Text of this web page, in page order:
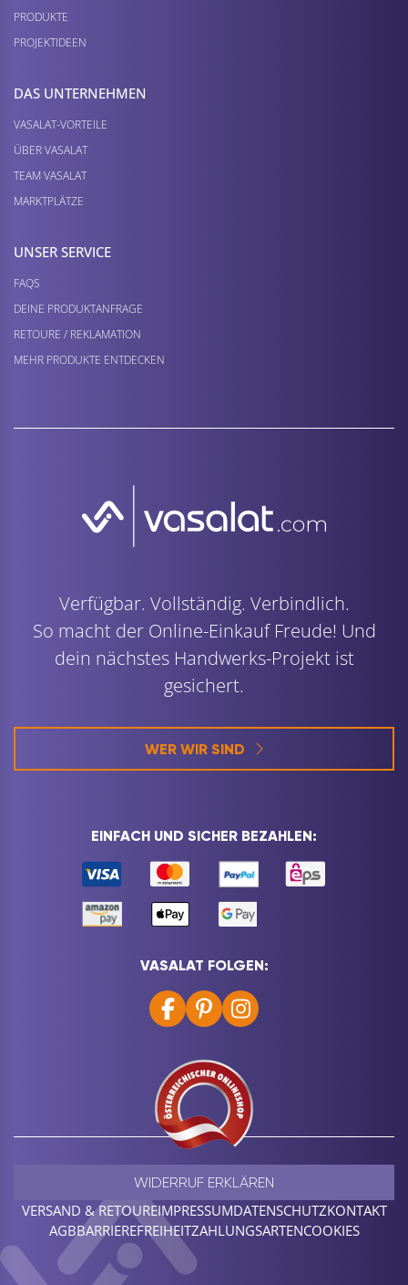
PRODUKTE
PROJEKTIDEEN
DAS UNTERNEHMEN
VASALAT-VORTEILE
ÜBER VASALAT
TEAM VASALAT
MARKTPLÄTZE
UNSER SERVICE
FAQS
DEINE PRODUKTANFRAGE
RETOURE / REKLAMATION
MEHR PRODUKTE ENTDECKEN
Verfügbar. Vollständig. Verbindlich.
So macht der Online-Einkauf Freude! Und
dein nächstes Handwerks-Projekt ist
gesichert.
WER WIR SIND
EINFACH UND SICHER BEZAHLEN:
VASALAT FOLGEN:
VERSAND & RETOUREIMPRESSUMDATENSCHUTZKONTAKT
AGBBARRIEREFREIHEITZAHLUNGSARTENCOOKIES
WIDERRUF ERKLÄREN